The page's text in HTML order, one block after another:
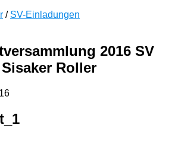
/ SV-Einladungen
2016 SV
Roller